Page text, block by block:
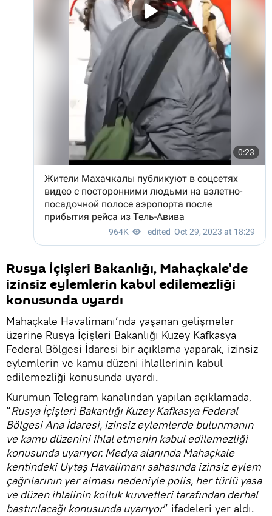
Rusya İçişleri Bakanlığı, Mahaçkale'de
izinsiz eylemlerin kabul edilemezliği
konusunda uyardı
Mahaçkale Havalimanı’nda yaşanan gelişmeler
üzerine Rusya İçişleri Bakanlığı Kuzey Kafkasya
Federal Bölgesi İdaresi bir açıklama yaparak, izinsiz
eylemlerin ve kamu düzeni ihlallerinin kabul
edilemezliği konusunda uyardı.
Kurumun Telegram kanalından yapılan açıklamada,
“Rusya İçişleri Bakanlığı Kuzey Kafkasya Federal
Bölgesi Ana İdaresi, izinsiz eylemlerde bulunmanın
ve kamu düzenini ihlal etmenin kabul edilemezliği
konusunda uyarıyor. Medya alanında Mahaçkale
kentindeki Uytaş Havalimanı sahasında izinsiz eylem
çağrılarının yer alması nedeniyle polis, her türlü yasa
ve düzen ihlalinin kolluk kuvvetleri tarafından derhal
bastırılacağı konusunda uyarıyor” ifadeleri yer aldı.